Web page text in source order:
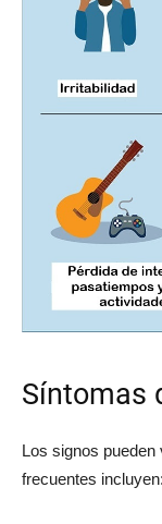
Síntomas
Los signos pueden
frecuentes incluyen: